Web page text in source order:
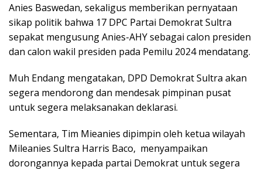
Anies Baswedan, sekaligus memberikan pernyataan
sikap politik bahwa 17 DPC Partai Demokrat Sultra
sepakat mengusung Anies-AHY sebagai calon presiden
dan calon wakil presiden pada Pemilu 2024 mendatang.
Muh Endang mengatakan, DPD Demokrat Sultra akan
segera mendorong dan mendesak pimpinan pusat
untuk segera melaksanakan deklarasi.
Sementara, Tim Mieanies dipimpin oleh ketua wilayah
Mileanies Sultra Harris Baco, menyampaikan
dorongannya kepada partai Demokrat untuk segera